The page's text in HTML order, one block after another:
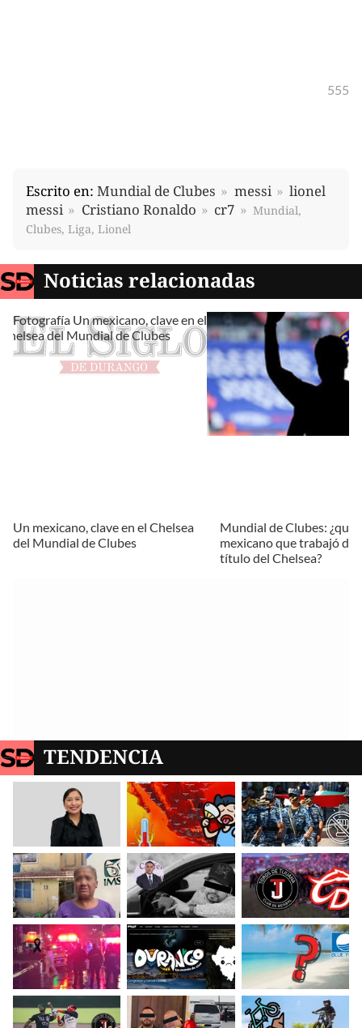
555
Escrito en: Mundial de Clubes messi
lionel
messi
Cristiano Ronaldo cr7
Mundial,
Clubes, Liga, Lionel
Noticias relacionadas
Un mexicano, clave en el Chelsea
del Mundial de Clubes
Mundial de Clubes:
mexicano que trabajó
título del Chelsea?
TENDENCIA